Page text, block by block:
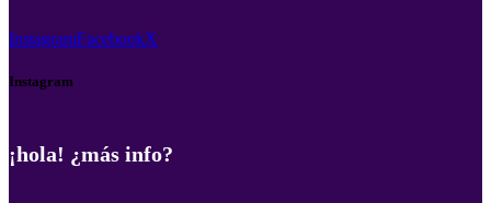
InstagramFacebookX
Instagram
¡hola! ¿más info?